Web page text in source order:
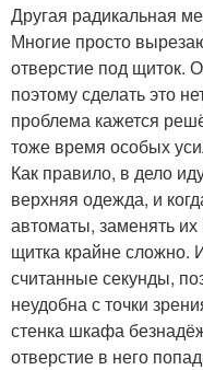
Другая радикальная
Многие просто
отверстие под щиток.
поэтому сделать это
проблема кажется
тоже время особых
Как правило, в дело
верхняя одежда, и
автоматы, заменять
щитка крайне сложно.
считанные секунды,
неудобна с точки
стенка шкафа
отверстие в него